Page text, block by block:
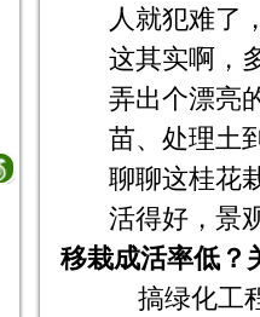
人就犯难了
这其实啊，
弄出个漂亮
苗、处理土
聊聊这桂花
活得好，景
移栽成活率低？
搞绿化工